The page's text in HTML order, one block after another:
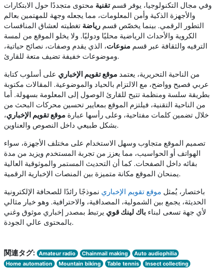
وفي مجال التكنولوجيا، يوفر قسمتقنية محتوى متجددًا حول الابتكارات
والأجهزة الذكية وأمن المعلومات، مما يجعله وجهة للمهتمين بعالم
التطور الرقمي. بينما يخصّص قسم رياضة تغطيته لعشاق المنافسات
الكروية والأحداث الرياضية محليًا ودوليًا. ولا يخلو الموقع من لمسة
الترفيه والثقافة عبر قسم منوعات، الذي يقدم وصفات، نصائح حياتية،
وموضوعات خفيفة تضيف متعة للقارئ.
من الناحية التحريرية، يعتمد موقع تقويم الإخباري على أسلوب كتابة
عربي فصيح وواضح، مع الالتزام بالحياد والموضوعية. المقالات مكتوبة
بطريقة سلسة ومنظمة تتيح للقارئ الوصول إلى المعلومة بسهولة. أما
من الناحية التقنية، فيلتزم الموقع بمعايير تحسين محركات البحث من
خلال تضمين كلمات مفتاحية، وعلى رأسها عبارة موقع تقويم الإخباري،
بشكل طبيعي داخل النصوص والعناوين.
تصميم الموقع متجاوب وسهل الاستخدام على مختلف الأجهزة، سواء
الهواتف أو الحواسيب، مما يعزز من تجربة المستخدم ويزيد من مدة
بقائه داخل الصفحات. كما أن التحديث المستمر والموثوقية العالية
يمنحان الموقع مكانة متميزة بين المنصات الإخبارية الرقمية.
باختصار، يُمثل موقع تقويم الإخباري نموذجًا رائدًا للصحافة الإلكترونية
الحديثة، يجمع بين الشمولية، المصداقية، والاحترافية. وهو خيار مثالي
لأي جهة تسعى لبناء باك لينك قوي يرتبط بمصدر إخباري موثوق وغني
بالمحتوى عالي الجودة.
関連タグ: Amateur radio Chainmail making
Auto audiophilia
Home automation
Mountain biking Table tennis
Insect collecting